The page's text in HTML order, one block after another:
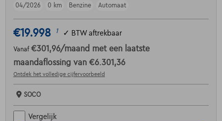
04/2026
0 km Benzine Automaat
€19.998 1 ✓ BTW aftrekbaar
Vanaf €301,96/maand met een laatste
maandaflossing van €6.301,36
Ontdek het volledige cijfervoorbeeld
SOCO
Vergelijk